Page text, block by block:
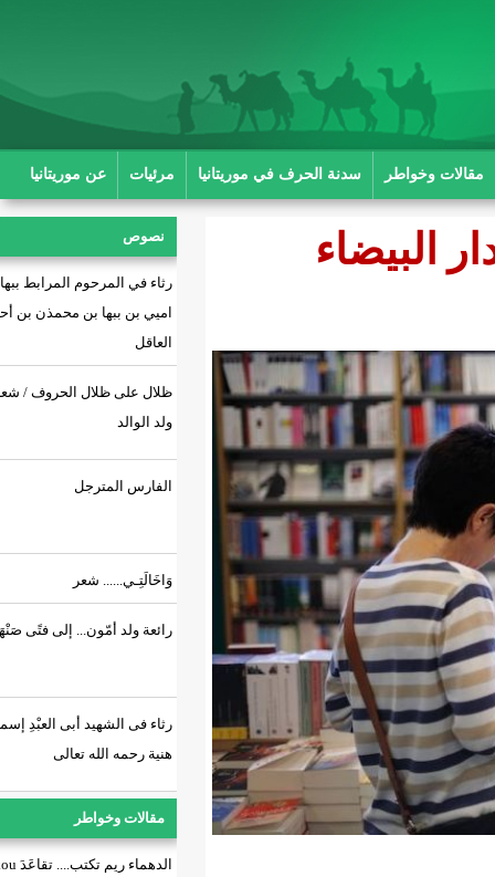
الحرف في موريتانيا مرئيات عن موريتانيا
رثاء في المرحوم المرابط ببها بن
اميي بن ببها بن محمذن بن أحمد بن
ظلال على ظلال الحروف / شعر: أحمد
ولد الوالد
الفارس المترجل
وَاخَالَتِـي...... شعر
رائعة ولد أمّون... إلى فتًى صَنْهَاجِي.!
رثاء فى الشهيد أبى العبْدِ إسماعيل
هنية رحمه الله تعالى
مقالات وخواطر
الدهماء ريم تكتب.... تقاعَدَ Dhakou